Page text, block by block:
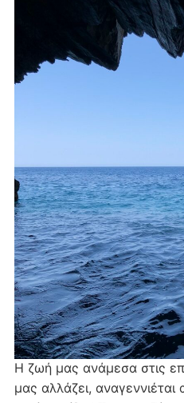
Η ζωή μας ανάμεσα στις
μας αλλάζει,